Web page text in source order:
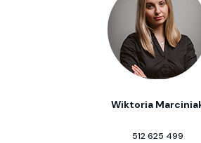
Wiktoria
512 625 499